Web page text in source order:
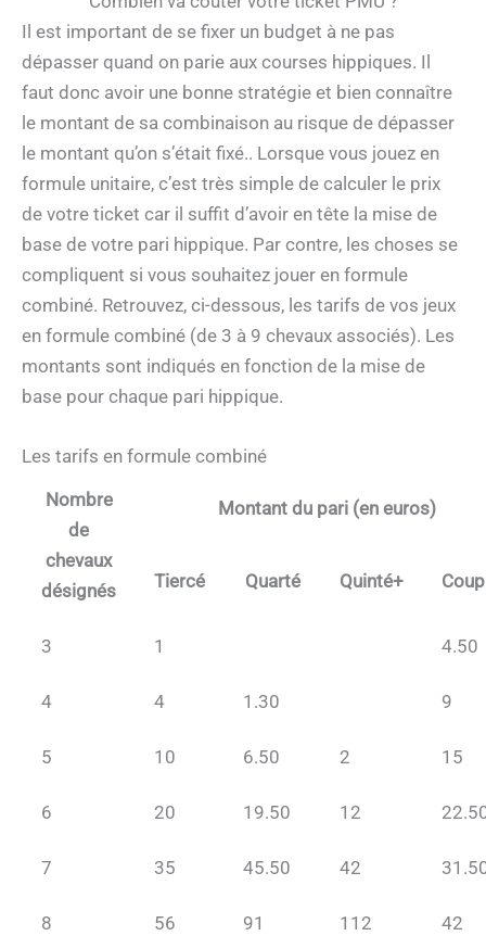
Il est important de se fixer un budget à ne pas
dépasser quand on parie aux courses hippiques. Il
faut donc avoir une bonne stratégie et bien connaître
le montant de sa combinaison au risque de dépasser
le montant qu’on s’était fixé.. Lorsque vous jouez en
formule unitaire, c’est très simple de calculer le prix
de votre ticket car il suffit d’avoir en tête la mise de
base de votre pari hippique. Par contre, les choses se
compliquent si vous souhaitez jouer en formule
combiné. Retrouvez, ci-dessous, les tarifs de vos jeux
en formule combiné (de 3 à 9 chevaux associés). Les
montants sont indiqués en fonction de la mise de
base pour chaque pari hippique.
Les tarifs en formule combiné
Nombre
de
chevaux
désignés
Montant du pari (en euros)
Tiercé Quarté Quinté+
3 1 4.50
4 4 1.30 9
5 10 6.50 2 15
6 20 19.50 12
7 35 45.50 42
8 56 91 112 42